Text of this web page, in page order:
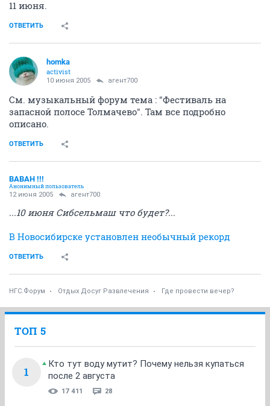
11 июня.
ОТВЕТИТЬ
homka
activist
10 июня 2005 агент700
См. музыкальный форум тема : "Фестиваль на
запасной полосе Толмачево". Там все подробно
описано.
ОТВЕТИТЬ
BABAH !!!
Анонимный пользователь
12 июня 2005 агент700
...10 июня Сибсельмаш что будет?...
В Новосибирске установлен необычный рекорд
ОТВЕТИТЬ
НГС.Форум Отдых Досуг Развлечения Где провести вечер?
ТОП 5
1
Кто тут воду мутит? Почему нельзя купаться
после 2 августа
17 411 28